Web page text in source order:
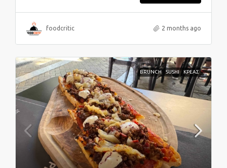
foodcritic 2 months ago
BRUNCH SUSHI ΚΡΕΑΣ